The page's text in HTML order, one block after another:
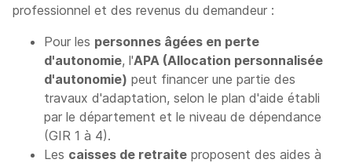
professionnel et des revenus du demandeur :
Pour les personnes âgées en perte
d'autonomie, l'APA (Allocation personnalisée
d'autonomie) peut financer une partie des
travaux d'adaptation, selon le plan d'aide établi
par le département et le niveau de dépendance
(GIR 1 à 4).
Les caisses de retraite proposent des aides à